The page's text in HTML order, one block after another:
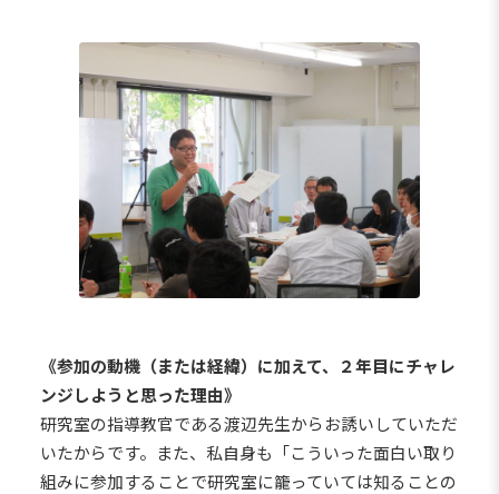
《参加の動機（または経緯）に加えて、２年目にチャレ
ンジしようと思った理由》
研究室の指導教官である渡辺先生からお誘いしていただ
いたからです。また、私自身も「こういった面白い取り
組みに参加することで研究室に籠っていては知ることの